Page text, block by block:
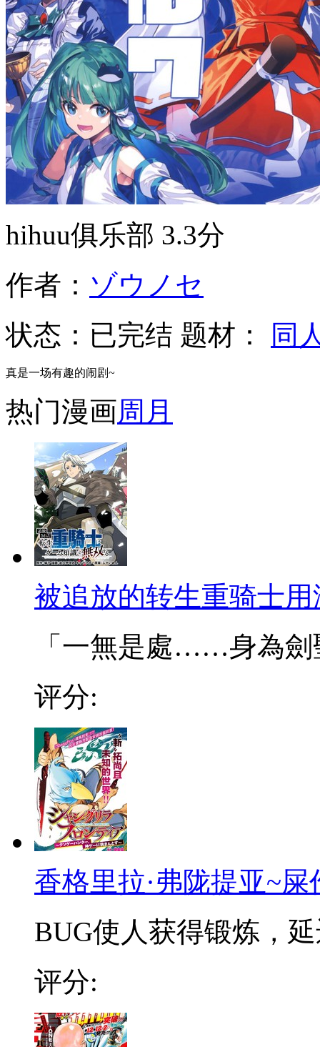
hihuu俱乐部 3.3分
作者： ゾウノセ
状态： 已完结 题材： 同
真是一场有趣的闹剧~
热门漫画周 月
被追放的转生重骑士
「一無是處……身為劍
评分:
香格里拉·弗陇提亚~
BUG使人获得锻炼，
评分: